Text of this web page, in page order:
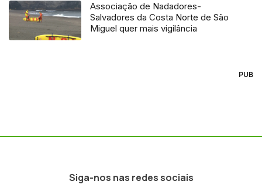
Associação de Nadadores-
Salvadores da Costa Norte de São
Miguel quer mais vigilância
PUB
Siga-nos nas redes sociais